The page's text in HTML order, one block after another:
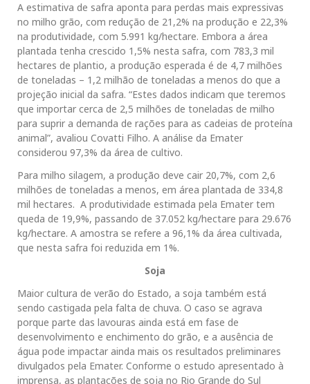
A estimativa de safra aponta para perdas mais expressivas
no milho grão, com redução de 21,2% na produção e 22,3%
na produtividade, com 5.991 kg/hectare. Embora a área
plantada tenha crescido 1,5% nesta safra, com 783,3 mil
hectares de plantio, a produção esperada é de 4,7 milhões
de toneladas – 1,2 milhão de toneladas a menos do que a
projeção inicial da safra. “Estes dados indicam que teremos
que importar cerca de 2,5 milhões de toneladas de milho
para suprir a demanda de rações para as cadeias de proteína
animal”, avaliou Covatti Filho. A análise da Emater
considerou 97,3% da área de cultivo.
Para milho silagem, a produção deve cair 20,7%, com 2,6
milhões de toneladas a menos, em área plantada de 334,8
mil hectares. A produtividade estimada pela Emater tem
queda de 19,9%, passando de 37.052 kg/hectare para 29.676
kg/hectare. A amostra se refere a 96,1% da área cultivada,
que nesta safra foi reduzida em 1%.
Soja
Maior cultura de verão do Estado, a soja também está
sendo castigada pela falta de chuva. O caso se agrava
porque parte das lavouras ainda está em fase de
desenvolvimento e enchimento do grão, e a ausência de
água pode impactar ainda mais os resultados preliminares
divulgados pela Emater. Conforme o estudo apresentado à
imprensa, as plantações de soja no Rio Grande do Sul